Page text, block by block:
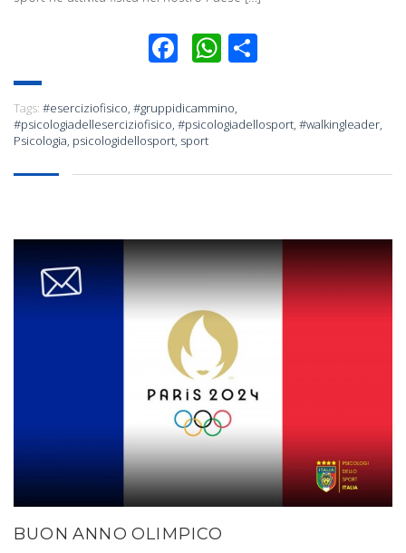
Facebook
WhatsApp
Tags: #eserciziofisico, #gruppidicammino,
#psicologiadelleserciziofisico, #psicologiadellosport, #walkingleader,
Psicologia, psicologidellosport, sport
BUON ANNO OLIMPICO